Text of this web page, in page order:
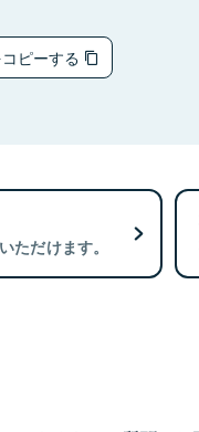
ピーする
ただけます。